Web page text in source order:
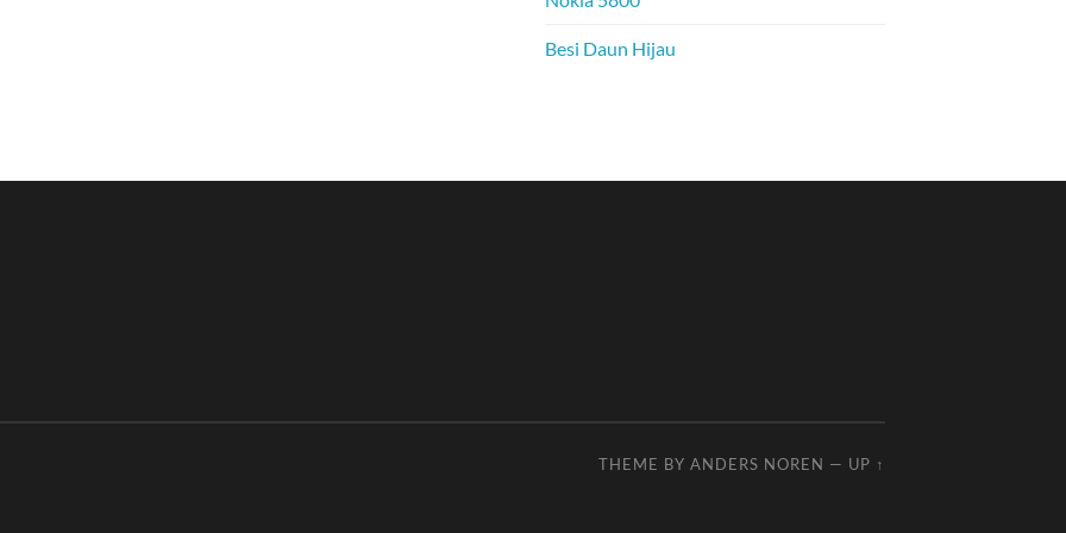
Besi Daun Hijau
THEME BY ANDERS NOREN — UP ↑